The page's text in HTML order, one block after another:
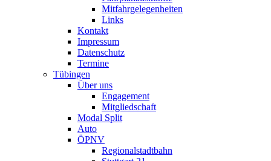
Mitfahrgelegenheiten
Links
Kontakt
Impressum
Datenschutz
Termine
Tübingen
Über uns
Engagement
Mitgliedschaft
Modal Split
Auto
ÖPNV
Regionalstadtbahn